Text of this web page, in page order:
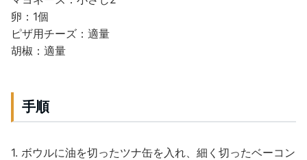
卵：1個
ピザ用チーズ：適量
胡椒：適量
手順
1. ボウルに油を切ったツナ缶を入れ、細く切ったベーコン